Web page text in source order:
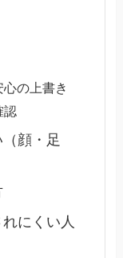
の上書き
認
顔・足
にくい人